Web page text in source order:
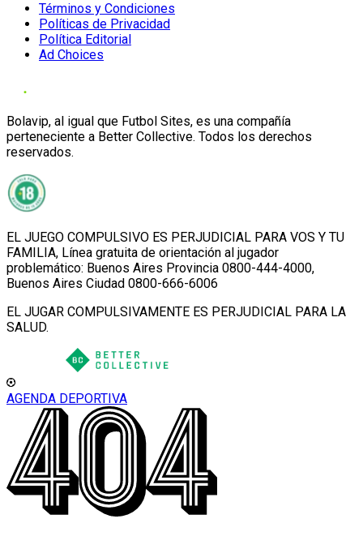
Términos y Condiciones
Políticas de Privacidad
Política Editorial
Ad Choices
Bolavip, al igual que Futbol Sites, es una compañía
perteneciente a Better Collective. Todos los derechos
reservados.
EL JUEGO COMPULSIVO ES PERJUDICIAL PARA VOS Y TU
FAMILIA, Línea gratuita de orientación al jugador
problemático: Buenos Aires Provincia 0800-444-4000,
Buenos Aires Ciudad 0800-666-6006
EL JUGAR COMPULSIVAMENTE ES PERJUDICIAL PARA LA
SALUD.
AGENDA DEPORTIVA